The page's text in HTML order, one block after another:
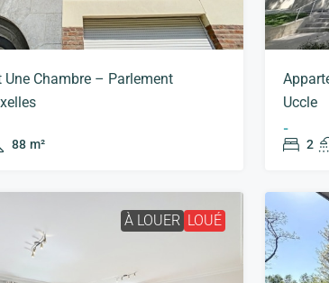
Une Chambre – Parlement
88 m²
Uccle
-
2
À LOUER LOUÉ